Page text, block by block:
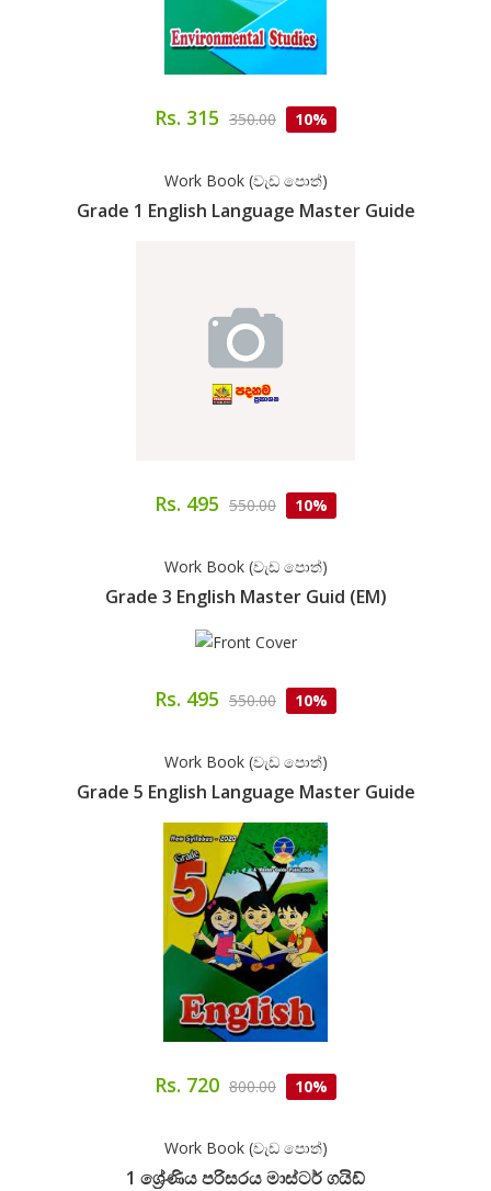
Rs. 315 350.00 10%
Work Book (වැඩ පොත්)
Grade 1 English Language Master Guide
Rs. 495 550.00 10%
Work Book (වැඩ පොත්)
Grade 3 English Master Guid (EM)
Rs. 495 550.00 10%
Work Book (වැඩ පොත්)
Grade 5 English Language Master Guide
Rs. 720 800.00 10%
Work Book (වැඩ පොත්)
1 ශ්‍රේණිය පරිසරය මාස්ටර් ගයිඩ්